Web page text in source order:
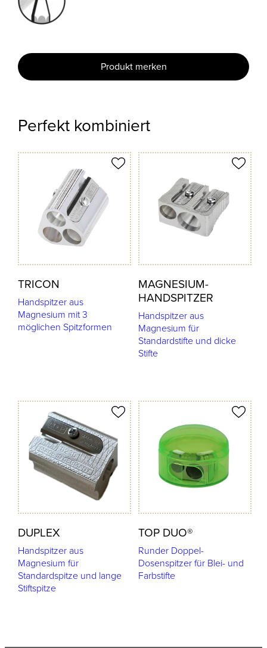
Produkt merken
Perfekt kombiniert
TRICON
Handspitzer aus
Magnesium mit 3
möglichen Spitzformen
merken
MAGNESIUM-
HANDSPITZER
Handspitzer aus
Magnesium für
Standardstifte und dicke
Stifte
Produkt merken
DUPLEX
Handspitzer aus
Magnesium für
Standardspitze und lange
Stiftspitze
merken
TOP DUO®
Runder Doppel-
Dosenspitzer für Blei- und
Farbstifte
Produkt merken